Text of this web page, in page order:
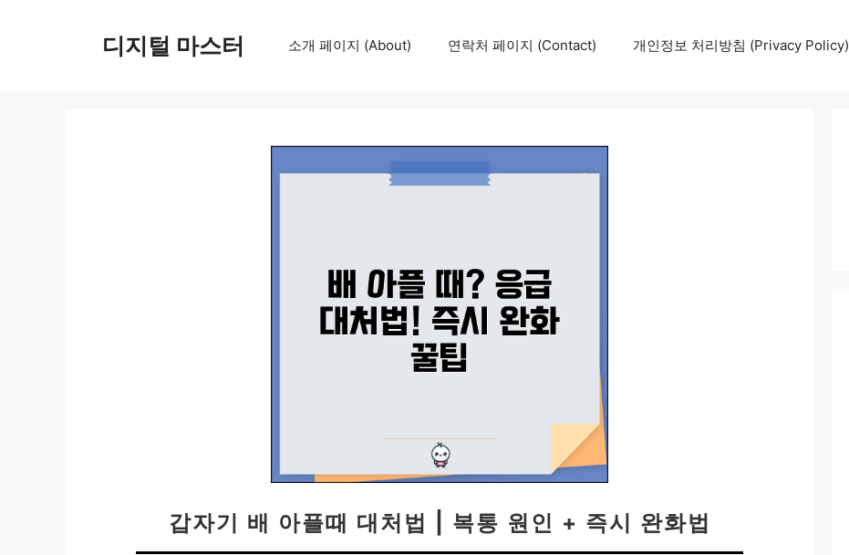
디지털 마스터 소개 페이지 (About) 연락처 페이지 (Contact) 개인정보 처리방침 (Privacy Policy)
갑자기 배 아플때 대처법 | 복통 원인 + 즉시 완화법